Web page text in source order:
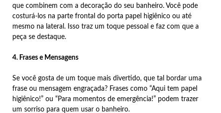
que combinem com a decoração do seu banheiro. Você pode
costurá-los na parte frontal do porta papel higiênico ou até
mesmo na lateral. Isso traz um toque pessoal e faz com que a
peça se destaque.
4. Frases e Mensagens
Se você gosta de um toque mais divertido, que tal bordar uma
frase ou mensagem engraçada? Frases como “Aqui tem papel
higiênico!” ou “Para momentos de emergência!” podem trazer
um sorriso para quem usar o banheiro.